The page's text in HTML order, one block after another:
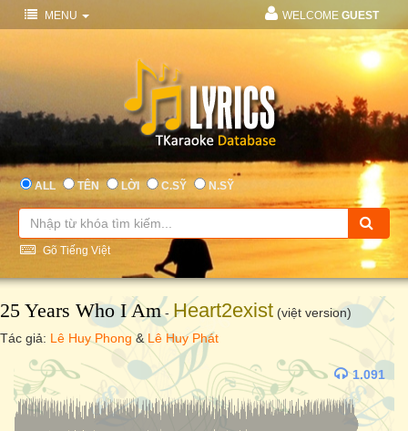
MENU WELCOME GUEST
ALL TÊN LỜI C.SỸ N.SỸ
Gõ Tiếng Việt
25 Years Who I Am- Heart2exist (việt version)
Tác giả: Lê Huy Phong& Lê Huy Phát
1.091